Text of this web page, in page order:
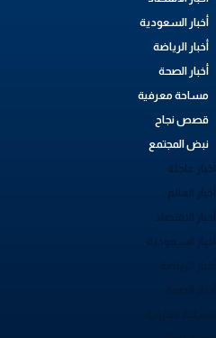
أخبار السعودية
أخبار الرياضة
أخبار الصحة
مساحة معرفية
قصص نجاح
نبض المجتمع
عاجلة
العالم
الاقتصاد